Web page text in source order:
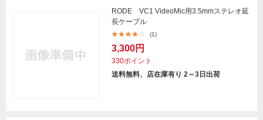
RODE VC1 VideoMic用3.5mmステレオ延
長ケーブル
(1)
3,300円
330ポイント
送料無料、店在庫有り 2～3日出荷